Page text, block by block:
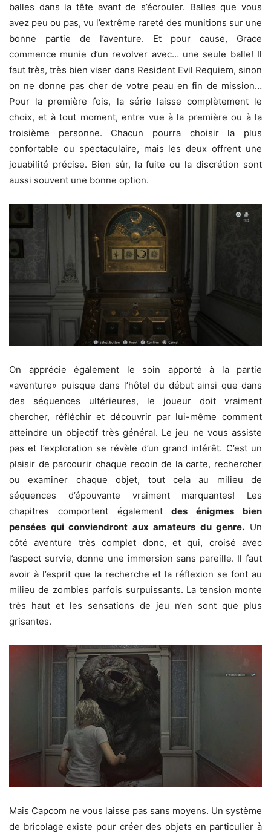
balles dans la tête avant de s’écrouler. Balles que vous
avez peu ou pas, vu l’extrême rareté des munitions sur une
bonne partie de l’aventure. Et pour cause, Grace
commence munie d’un revolver avec… une seule balle! Il
faut très, très bien viser dans Resident Evil Requiem, sinon
on ne donne pas cher de votre peau en fin de mission…
Pour la première fois, la série laisse complètement le
choix, et à tout moment, entre vue à la première ou à la
troisième personne. Chacun pourra choisir la plus
confortable ou spectaculaire, mais les deux offrent une
jouabilité précise. Bien sûr, la fuite ou la discrétion sont
aussi souvent une bonne option.
On apprécie également le soin apporté à la partie
«aventure» puisque dans l’hôtel du début ainsi que dans
des séquences ultérieures, le joueur doit vraiment
chercher, réfléchir et découvrir par lui-même comment
atteindre un objectif très général. Le jeu ne vous assiste
pas et l’exploration se révèle d’un grand intérêt. C’est un
plaisir de parcourir chaque recoin de la carte, rechercher
ou examiner chaque objet, tout cela au milieu de
séquences d’épouvante vraiment marquantes! Les
chapitres comportent égalementdes énigmes bien
pensées qui conviendront aux amateurs du genre. Un
côté aventure très complet donc, et qui, croisé avec
l’aspect survie, donne une immersion sans pareille. Il faut
avoir à l’esprit que la recherche et la réflexion se font au
milieu de zombies parfois surpuissants. La tension monte
très haut et les sensations de jeu n’en sont que plus
grisantes.
Mais Capcom ne vous laisse pas sans moyens. Un système
de bricolage existe pour créer des objets en particulier à